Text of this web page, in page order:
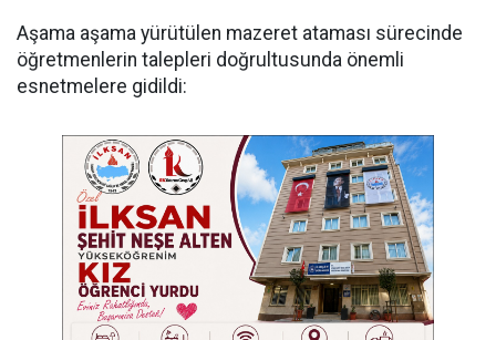
Aşama aşama yürütülen mazeret ataması sürecinde
öğretmenlerin talepleri doğrultusunda önemli
esnetmelere gidildi: